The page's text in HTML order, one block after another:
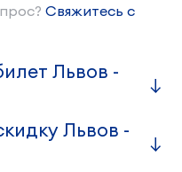
Свяжитесь с
Львов -
Львов -